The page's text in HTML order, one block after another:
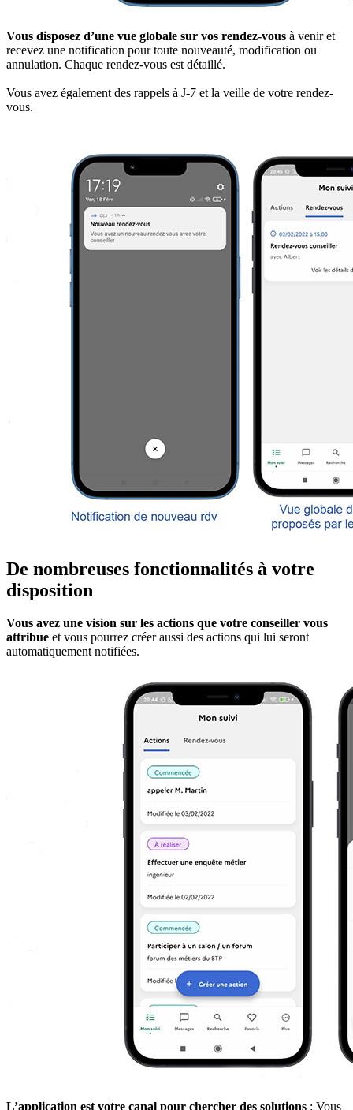
Vous disposez d’une vue globale sur vos rendez-vous à venir et
recevez une notification pour toute nouveauté, modification ou
annulation. Chaque rendez-vous est détaillé.
Vous avez également des rappels à J-7 et la veille de votre rendez-
vous.
De nombreuses fonctionnalités à votre
disposition
Vous avez une vision sur les actions que votre conseiller vous
attribue et vous pourrez créer aussi des actions qui lui seront
automatiquement notifiées.
L’application est votre canal pour chercher des solutions : Vous